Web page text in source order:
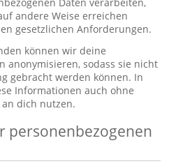
andere Weise erreichen
gesetzlichen Anforderungen.
können wir deine
anonymisieren, sodass sie nicht
gebracht werden können. In
Informationen auch ohne
dich nutzen.
personenbezogenen